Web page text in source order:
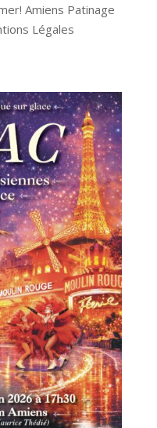
Amiens Patinage
Légales